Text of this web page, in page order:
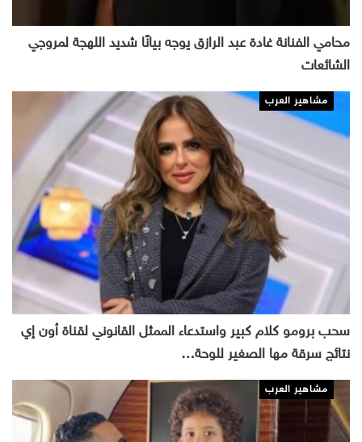
محامي الفنانة غادة عبد الرازق يوجه بيانًا شديد اللهجة لمروجي
الشائعات
مشاهير العرب
سحب برومو كلام كبير واستدعاء الممثل القانوني لقناة أون إي
نتائج سرقة مها الصغير للوحة…
مشاهير العرب